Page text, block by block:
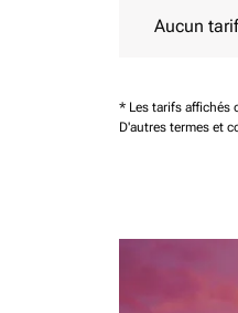
Aucun
* Les tarifs affichés
D'autres termes et